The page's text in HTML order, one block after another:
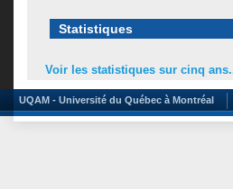
Statistiques
Voir les statistiques sur cinq
UQAM - Université du Québec à Montréal